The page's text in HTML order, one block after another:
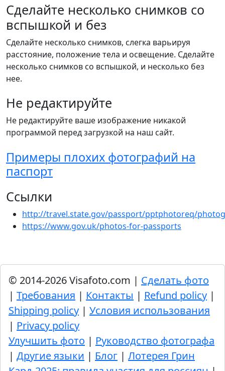
Сделайте несколько снимков со
вспышкой и без
Сделайте несколько снимков, слегка варьируя
расстояние, положение тела и освещение. Сделайте
несколько снимков со вспышкой, и несколько без
нее.
Не редактируйте
Не редактируйте ваше изображение никакой
программой перед загрузкой на наш сайт.
Примеры плохих фотографий на
паспорт
Ссылки
http://travel.state.gov/passport/pptphotoreq/
https://www.gov.uk/photos-for-passports
© 2014-2026 Visafoto.com | Сделать фото
| Требования | Контакты | Refund policy |
Shipping policy | Условия использования
| Privacy policy
Улучшить фото | Руководство фотографа
| Другие языки | Блог | Лотерея Грин